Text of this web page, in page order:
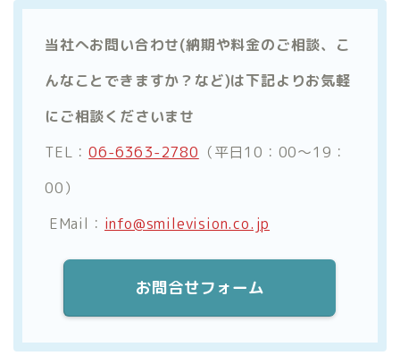
当社へお問い合わせ(納期や料金のご相談、こ
んなことできますか？など)は下記よりお気軽
にご相談くださいませ
TEL：06-6363-2780 （平日10：00～19：
00）
EMail： info@smilevision.co.jp
お問合せフォーム